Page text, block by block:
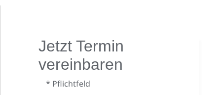
Jetzt Termin
vereinbaren
* Pflichtfeld